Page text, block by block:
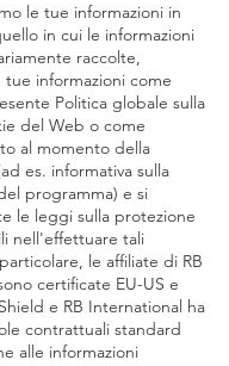
le tue informazioni in
in cui le informazioni
raccolte,
informazioni come
Politica globale sulla
del Web o come
al momento della
es. informativa sulla
programma) e si
le leggi sulla protezione
nell'effettuare tali
le affiliate di RB
certificate EU-US e
e RB International ha
contrattuali standard
alle informazioni